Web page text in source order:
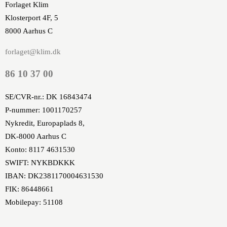
Forlaget Klim
Klosterport 4F, 5
8000 Aarhus C
forlaget@klim.dk
86 10 37 00
SE/CVR-nr.: DK 16843474
P-nummer: 1001170257
Nykredit, Europaplads 8,
DK-8000 Aarhus C
Konto: 8117 4631530
SWIFT: NYKBDKKK
IBAN: DK2381170004631530
FIK: 86448661
Mobilepay: 51108